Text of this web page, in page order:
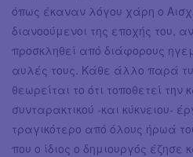
όπως έκαναν λόγου χάρη ο
διανοούμενοι της εποχής του,
προσκληθεί από διάφορους
αυλές τους. Κάθε άλλο παρά
θεωρείται το ότι τοποθετεί την
συνταρακτικού -και κύκνειου-
τραγικότερο από όλους ήρωά
που ο ίδιος ο δημιουργός έζησε